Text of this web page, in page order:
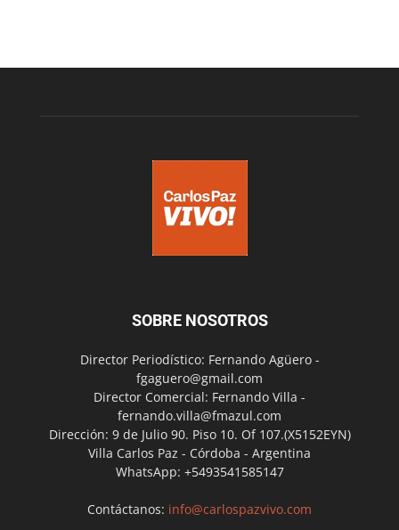
SOBRE NOSOTROS
Director Periodístico: Fernando Agüero -
fgaguero@gmail.com
Director Comercial: Fernando Villa -
fernando.villa@fmazul.com
Dirección: 9 de Julio 90. Piso 10. Of 107.(X5152EYN)
Villa Carlos Paz - Córdoba - Argentina
WhatsApp: +5493541585147
Contáctanos: info@carlospazvivo.com